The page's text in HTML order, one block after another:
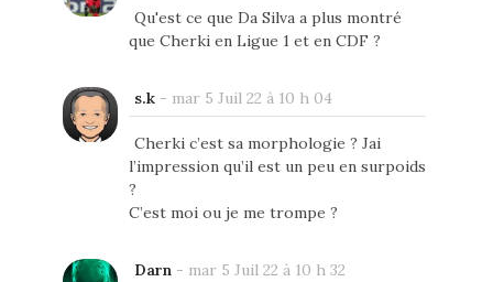
Qu'est ce que Da Silva a plus montré
que Cherki en Ligue 1 et en CDF ?
s.k- mar 5 Juil 22 à 10 h 04
Cherki c’est sa morphologie ? Jai
l’impression qu’il est un peu en surpoids
?
C’est moi ou je me trompe ?
Darn - mar 5 Juil 22 à 10 h 32